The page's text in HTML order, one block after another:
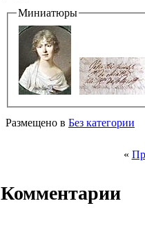
Миниатюры
Размещено в Без категории
«
Комментарии